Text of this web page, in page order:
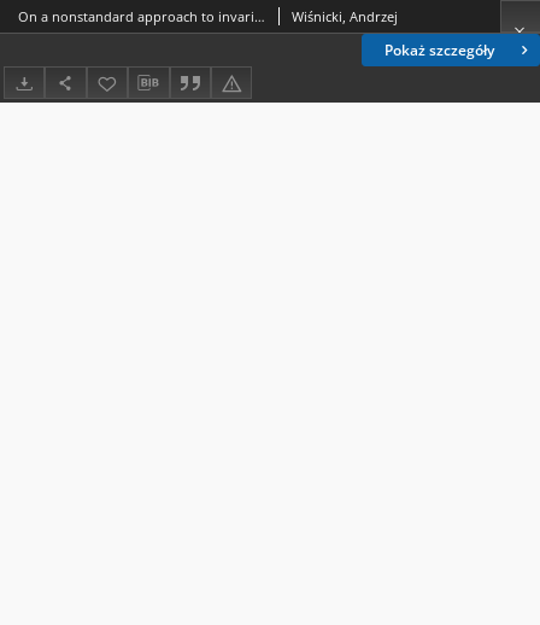
Pokaż szczegóły
On a nonstandard approach to invariant measures for Markov operators Wiśnicki, Andrzej